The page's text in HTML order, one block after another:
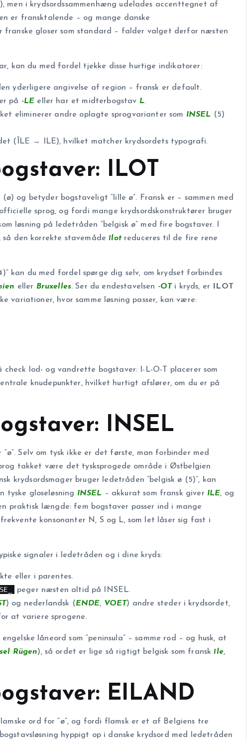
), men i krydsordssammenhæng udelades accenttegnet af
er fransktalende – og mange danske
franske gloser som standard – falder valget derfor næsten
kan du med fordel tjekke disse hurtige indikatorer:
yderligere angivelse af region – fransk er default.
på -LE eller har et midterbogstav L.
eliminerer andre oplagte sprogvarianter som INSEL (5)
(ÎLE → ILE), hvilket matcher krydsordets typografi.
ILOT
(ø) og betyder bogstaveligt “lille ø”. Fransk er – sammen med
sprog, og fordi mange krydsordskonstruktører bruger
løsning på ledetråden “belgisk ø” med fire bogstaver. I
så den korrekte stavemådeîlotreduceres til de fire rene
kan du med fordel spørge dig selv, om krydset forbindes
eller Bruxelles. Ser du endestavelsen -OTi kryds, er
ILOT
variationer, hvor samme løsning passer, kan være:
lod- og vandrette bogstaver: I-L-O-T placerer som
knudepunkter, hvilket hurtigt afslører, om du er på
INSEL
Selv om tysk ikke er det første, man forbinder med
takket være det tysksprogede område i Østbelgien
krydsordsmager bruger ledetråden “belgisk ø (5)”, kan
tyske gloseløsning INSEL – akkurat som fransk giver ILE, og
praktisk længde: fem bogstaver passer ind i mange
konsonanter N, S og L, som let låser sig fast i
signaler i ledetråden og i dine kryds:
eller i parentes.
peger næsten altid på INSEL.
) og nederlandsk (ENDE, VOET) andre steder i krydsordet,
at variere sprogene.
låneord som “peninsula” – samme rod – og husk, at
Rügen), så ordet er lige så rigtigt belgisk som franskîle,
EILAND
ord for “ø”, og fordi flamsk er et af Belgiens tre
hyppigt op i danske krydsord med ledetråden